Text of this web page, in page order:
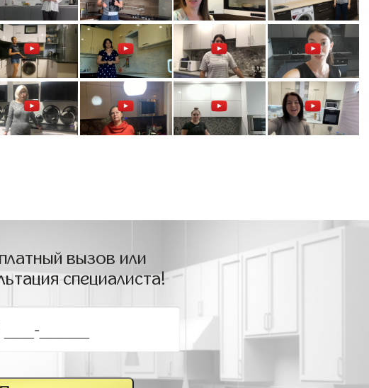
вызов или
специалиста!